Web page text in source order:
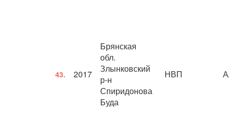
43. 2017
Брянская
обл.
Злынковский
р-н
Спиридонова
Буда
НВП